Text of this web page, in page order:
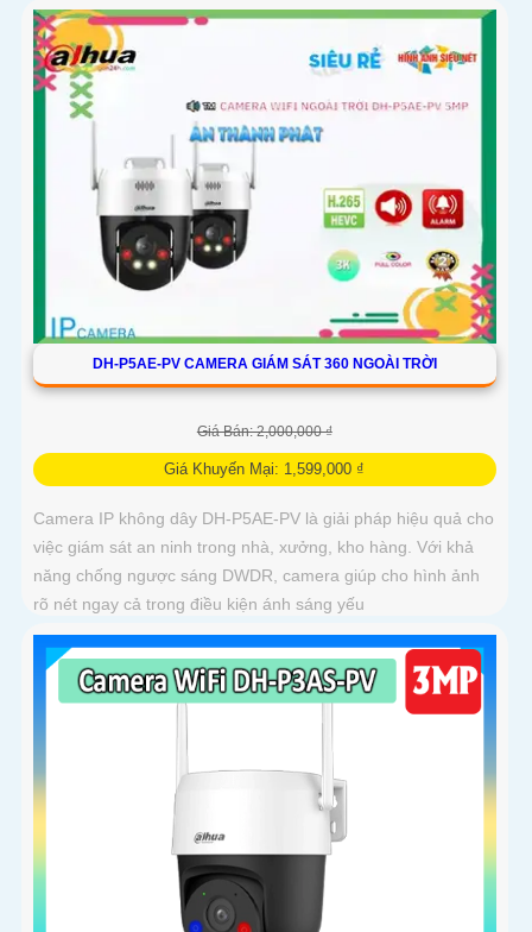
DH-P5AE-PV CAMERA GIÁM SÁT 360 NGOÀI TRỜI
Giá Bán: 2,000,000 ₫
Giá Khuyến Mại: 1,599,000 ₫
Camera IP không dây DH-P5AE-PV là giải pháp hiệu quả cho
việc giám sát an ninh trong nhà, xưởng, kho hàng. Với khả
năng chống ngược sáng DWDR, camera giúp cho hình ảnh
rõ nét ngay cả trong điều kiện ánh sáng yếu